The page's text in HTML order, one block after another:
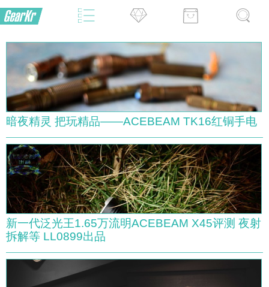
暗夜精灵 把玩精品——ACEBEAM TK16红铜手电
新一代泛光王1.65万流明ACEBEAM X45评测 夜射
拆解等 LL0899出品